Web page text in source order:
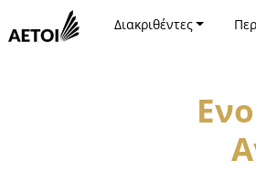
Διακριθέντες